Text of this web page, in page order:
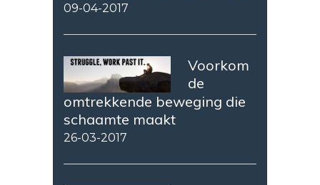
09-04-2017
Voorkom
de
omtrekkende beweging die
schaamte maakt
26-03-2017